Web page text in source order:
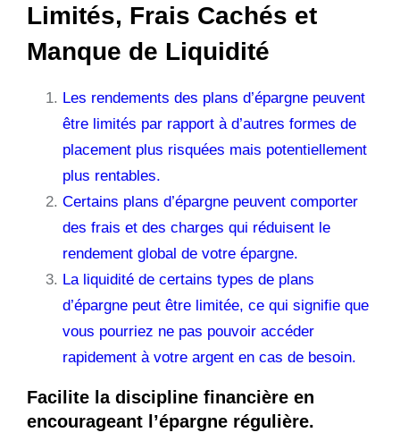
Limités, Frais Cachés et
Manque de Liquidité
Les rendements des plans d’épargne peuvent
être limités par rapport à d’autres formes de
placement plus risquées mais potentiellement
plus rentables.
Certains plans d’épargne peuvent comporter
des frais et des charges qui réduisent le
rendement global de votre épargne.
La liquidité de certains types de plans
d’épargne peut être limitée, ce qui signifie que
vous pourriez ne pas pouvoir accéder
rapidement à votre argent en cas de besoin.
Facilite la discipline financière en
encourageant l’épargne régulière.